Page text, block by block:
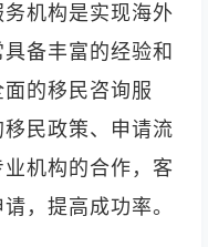
机构是实现海外
备丰富的经验和
的移民咨询服
民政策、申请流
机构的合作，客
，提高成功率。